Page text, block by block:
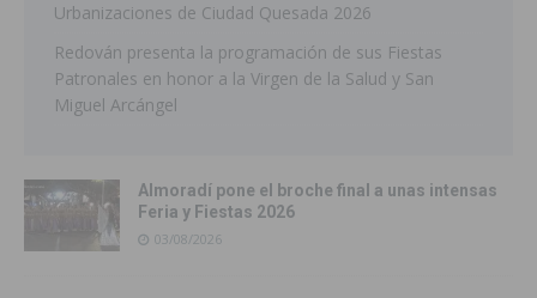
Urbanizaciones de Ciudad Quesada 2026
Redován presenta la programación de sus Fiestas
Patronales en honor a la Virgen de la Salud y San
Miguel Arcángel
Almoradí pone el broche final a unas intensas
Feria y Fiestas 2026
03/08/2026